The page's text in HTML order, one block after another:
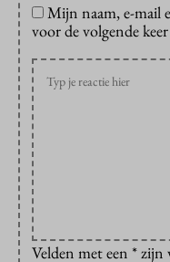
Mijn naam, e-mail
voor de volgende
Velden met een * zijn